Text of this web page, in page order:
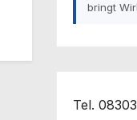
bringt
Tel.